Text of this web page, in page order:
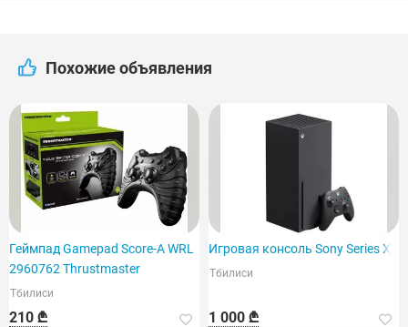
Похожие объявления
Геймпад Gamepad Score-A WRL
2960762 Thrustmaster
Тбилиси
210 ₾
Игровая консоль Sony Series X
Тбилиси
1 000 ₾